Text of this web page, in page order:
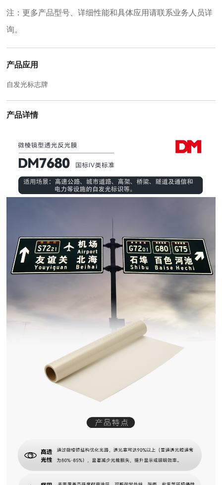
注：更多产品型号、详细性能和具体应用请联系业务人员详
询。
产品应用
自发光标志牌
产品详情